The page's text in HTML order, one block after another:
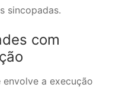
sincopadas.
com
a execução